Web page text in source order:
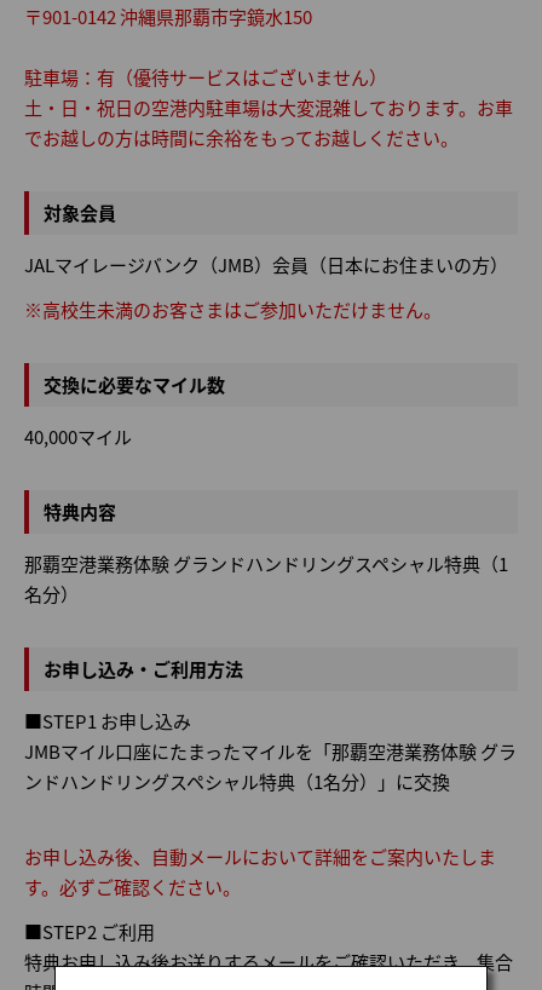
〒901-0142 沖縄県那覇市字鏡水150
駐車場：有（優待サービスはございません）
土・日・祝日の空港内駐車場は大変混雑しております。お車
でお越しの方は時間に余裕をもってお越しください。
対象会員
JALマイレージバンク（JMB）会員（日本にお住まいの方）
※高校生未満のお客さまはご参加いただけません。
交換に必要なマイル数
40,000マイル
特典内容
那覇空港業務体験 グランドハンドリングスペシャル特典（1
名分）
お申し込み・ご利用方法
■STEP1 お申し込み
JMBマイル口座にたまったマイルを「那覇空港業務体験 グラ
ンドハンドリングスペシャル特典（1名分）」に交換
お申し込み後、自動メールにおいて詳細をご案内いたしま
す。必ずご確認ください。
■STEP2 ご利用
特典お申し込み後お送りするメールをご確認いただき、集合